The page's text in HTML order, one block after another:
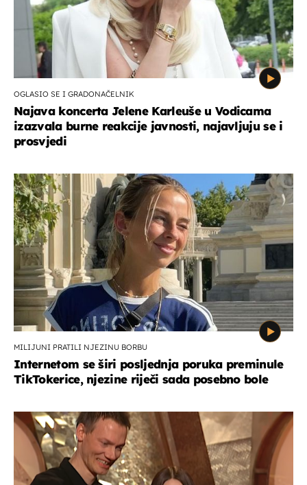
OGLASIO SE I GRADONAČELNIK
Najava koncerta Jelene Karleuše u Vodicama
izazvala burne reakcije javnosti, najavljuju se i
prosvjedi
MILIJUNI PRATILI NJEZINU BORBU
Internetom se širi posljednja poruka preminule
TikTokerice, njezine riječi sada posebno bole